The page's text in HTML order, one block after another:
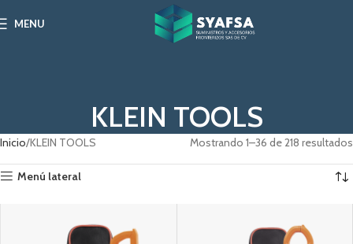
MENU
KLEIN TOOLS
Inicio KLEIN TOOLS Mostrando 1–36 de 218 resultados
Menú lateral